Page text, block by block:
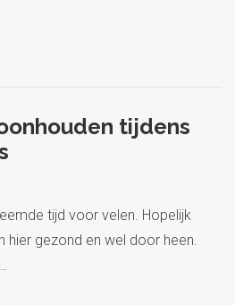
tijdens
tijd voor velen. Hopelijk
hier gezond en wel door heen.
…